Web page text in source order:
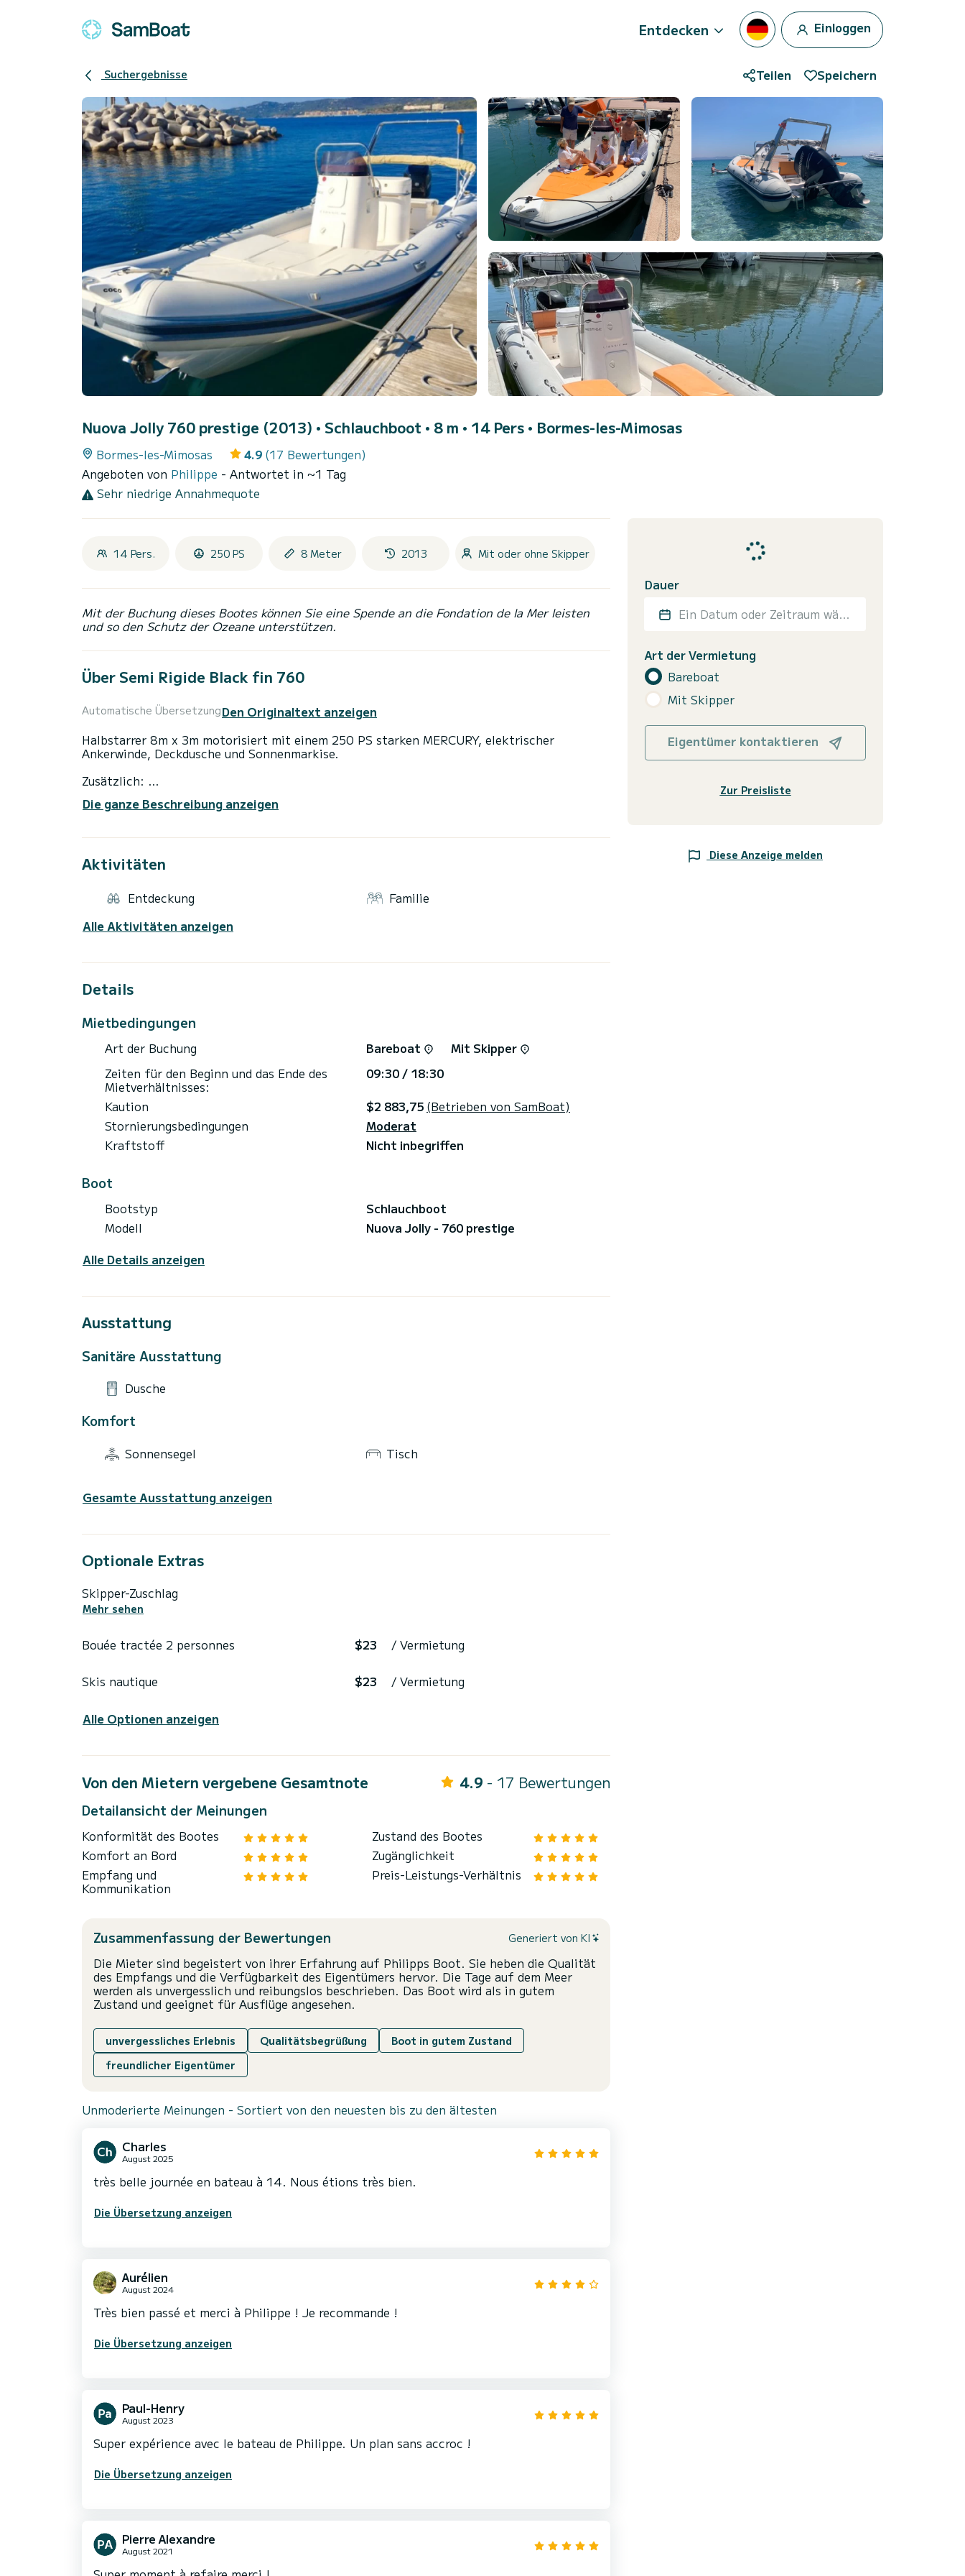
Entdecken Einloggen
Suchergebnisse Teilen Speichern
Nuova Jolly 760 prestige (2013) • Schlauchboot • 8 m • 14 Pers • Bormes-les-Mimosas
Bormes-les-Mimosas 4.9 (17 Bewertungen)
Angeboten von Philippe - Antwortet in ~1 Tag
Sehr niedrige Annahmequote
14 Pers. 250 PS 8 Meter 2013 Mit oder ohne Skipper
Mit der Buchung dieses Bootes können Sie eine Spende an die Fondation de la Mer leisten
und so den Schutz der Ozeane unterstützen.
Über Semi Rigide Black fin 760
Automatische ÜbersetzungDen Originaltext anzeigen
Halbstarrer 8m x 3m motorisiert mit einem 250 PS starken MERCURY, elektrischer
Ankerwinde, Deckdusche und Sonnenmarkise.
Zusätzlich:
Wakeboard: 20 €
Die ganze Beschreibung anzeigen
Aktivitäten
Entdeckung
Familie
Alle Aktivitäten anzeigen
Details
Mietbedingungen
Art der Buchung Bareboat
Mit Skipper
Zeiten für den Beginn und das Ende des
Mietverhältnisses:
09:30 / 18:30
Kaution
$2 883,75 (Betrieben von SamBoat)
Stornierungsbedingungen
Moderat
Kraftstoff
Nicht inbegriffen
Boot
Bootstyp
Schlauchboot
Modell
Nuova Jolly - 760 prestige
Alle Details anzeigen
Ausstattung
Sanitäre Ausstattung
Dusche
Komfort
Sonnensegel Tisch
Gesamte Ausstattung anzeigen
Optionale Extras
Skipper-Zuschlag
Mehr sehen
Bouée tractée 2 personnes $23 / Vermietung
Skis nautique $23 / Vermietung
Alle Optionen anzeigen
Von den Mietern vergebene Gesamtnote 4.9 - 17 Bewertungen
Detailansicht der Meinungen
Konformität des Bootes
Zustand des Bootes
Komfort an Bord
Zugänglichkeit
Empfang und
Kommunikation
Preis-Leistungs-Verhältnis
Zusammenfassung der Bewertungen Generiert von KI
Die Mieter sind begeistert von ihrer Erfahrung auf Philipps Boot. Sie heben die Qualität
des Empfangs und die Verfügbarkeit des Eigentümers hervor. Die Tage auf dem Meer
werden als unvergesslich und reibungslos beschrieben. Das Boot wird als in gutem
Zustand und geeignet für Ausflüge angesehen.
unvergessliches Erlebnis Qualitätsbegrüßung
Boot in gutem Zustand
freundlicher Eigentümer
Unmoderierte Meinungen - Sortiert von den neuesten bis zu den ältesten
Charles
August 2025
Die Übersetzung anzeigen
Aurélien
August 2024
Très bien passé et merci à Philippe ! Je recommande !
Die Übersetzung anzeigen
Paul-Henry
August 2023
Super expérience avec le bateau de Philippe. Un plan sans accroc !
Die Übersetzung anzeigen
Pierre Alexandre
August 2021
Dauer
Ein Datum oder Zeitraum wählen
Art der Vermietung
Bareboat
Mit Skipper
Eigentümer kontaktieren
Zur Preisliste
Diese Anzeige melden